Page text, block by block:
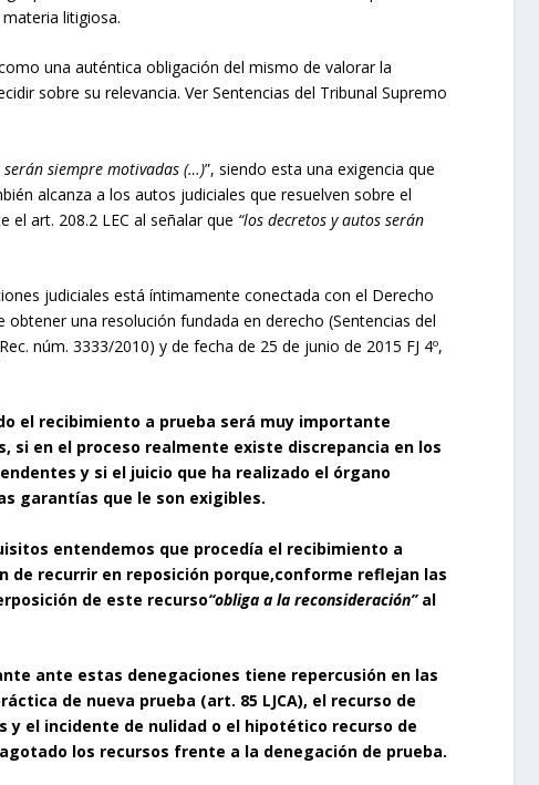
litigiosa.
una auténtica obligación del mismo de valorar la
sobre su relevancia. Ver Sentencias del Tribunal Supremo
serán siempre motivadas (…)”, siendo esta una exigencia que
alcanza a los autos judiciales que resuelven sobre el
art. 208.2 LEC al señalar que “los decretos y autos serán
judiciales está íntimamente conectada con el Derecho
una resolución fundada en derecho (Sentencias del
núm. 3333/2010) y de fecha de 25 de junio de 2015 FJ 4º,
el recibimiento a prueba será muy importante
si en el proceso realmente existe discrepancia en los
y si el juicio que ha realizado el órgano
garantías que le son exigibles.
entendemos que procedía el recibimiento a
de recurrir en reposición porque,conforme reflejan las
de este recurso“obliga a la reconsideración” al
ante estas denegaciones tiene repercusión en las
de nueva prueba (art. 85 LJCA), el recurso de
y el incidente de nulidad o el hipotético recurso de
los recursos frente a la denegación de prueba.